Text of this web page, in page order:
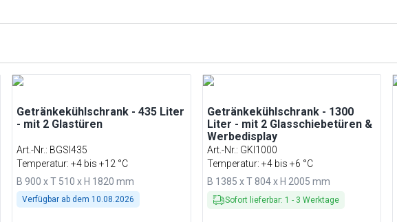
Getränkekühlschrank - 435 Liter
- mit 2 Glastüren
Art.-Nr.: BGSI435
Temperatur: +4 bis +12 °C
B 900 x T 510 x H 1820 mm
Verfügbar ab dem 10.08.2026
Getränkekühlschrank - 1300
Liter - mit 2 Glasschiebetüren &
Werbedisplay
Art.-Nr.: GKI1000
Temperatur: +4 bis +6 °C
B 1385 x T 804 x H 2005 mm
Sofort lieferbar: 1 - 3 Werktage